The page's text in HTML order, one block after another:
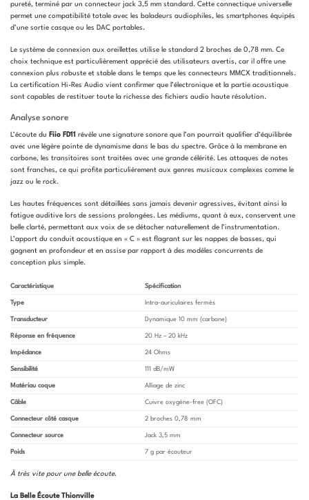
pureté, terminé par un connecteur jack 3,5 mm standard. Cette connectique universelle
permet une compatibilité totale avec les baladeurs audiophiles, les smartphones équipés
d’une sortie casque ou les DAC portables.
Le système de connexion aux oreillettes utilise le standard 2 broches de 0,78 mm. Ce
choix technique est particulièrement apprécié des utilisateurs avertis, car il offre une
connexion plus robuste et stable dans le temps que les connecteurs MMCX traditionnels.
La certification Hi-Res Audio vient confirmer que l’électronique et la partie acoustique
sont capables de restituer toute la richesse des fichiers audio haute résolution.
Analyse sonore
L’écoute du Fiio FD11 révèle une signature sonore que l’on pourrait qualifier d’équilibrée
avec une légère pointe de dynamisme dans le bas du spectre. Grâce à la membrane en
carbone, les transitoires sont traitées avec une grande célérité. Les attaques de notes
sont franches, ce qui profite particulièrement aux genres musicaux complexes comme le
jazz ou le rock.
Les hautes fréquences sont détaillées sans jamais devenir agressives, évitant ainsi la
fatigue auditive lors de sessions prolongées. Les médiums, quant à eux, conservent une
belle clarté, permettant aux voix de se détacher naturellement de l’instrumentation.
L’apport du conduit acoustique en « C » est flagrant sur les nappes de basses, qui
gagnent en profondeur et en assise par rapport à des modèles concurrents de
conception plus simple.
Caractéristique Spécification
Type Intra-auriculaires fermés
Transducteur Dynamique 10 mm (carbone)
Réponse en fréquence 20 Hz – 20 kHz
Impédance 24 Ohms
Sensibilité 111 dB/mW
Matériau coque Alliage de zinc
Câble Cuivre oxygène-free (OFC)
Connecteur côté casque 2 broches 0,78 mm
Connecteur source Jack 3,5 mm
Poids 7 g par écouteur
À très vite pour une belle écoute.
La Belle Écoute Thionville